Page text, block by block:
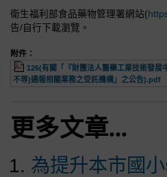
衛生福利部食品藥物管理署網站(
告/自行下載瀏覽。
附件：
126(有關「『財團法人醫藥工業技術發展
不等)通報相關業務之受託機構」之公告).pdf
更多文章...
為提升本市國